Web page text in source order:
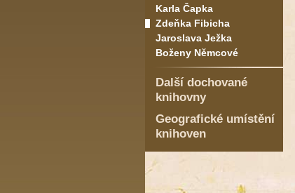
Karla Čapka
Zdeňka Fibicha
Jaroslava Ježka
Boženy Němcové
Další dochované
knihovny
Geografické umístění
knihoven